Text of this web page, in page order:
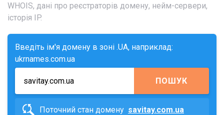
WHOIS, дані про реєстраторів домену, нейм-сервери,
історія IP.
Введіть ім'я домену в зоні .UA, наприклад:
ukrnames.com.ua
ПОШУК
Поточний стан домену savitay.com.ua